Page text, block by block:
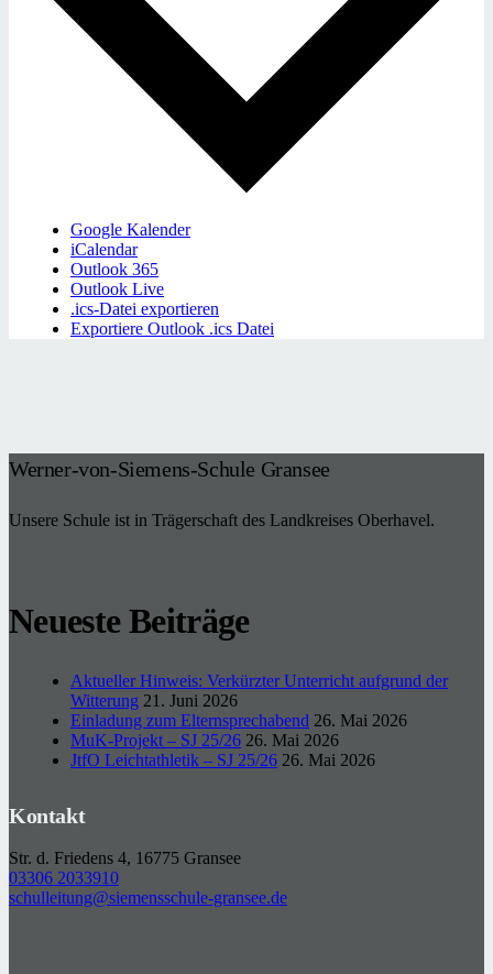
Google Kalender
iCalendar
Outlook 365
Outlook Live
.ics-Datei exportieren
Exportiere Outlook .ics Datei
Werner-von-Siemens-Schule Gransee
Unsere Schule ist in Trägerschaft des Landkreises Oberhavel.
Neueste Beiträge
Aktueller Hinweis: Verkürzter Unterricht aufgrund der
Witterung 21. Juni 2026
Einladung zum Elternsprechabend 26. Mai 2026
MuK-Projekt – SJ 25/26 26. Mai 2026
JtfO Leichtathletik – SJ 25/26 26. Mai 2026
Kontakt
Str. d. Friedens 4, 16775 Gransee
03306 2033910
schulleitung@siemensschule-gransee.de